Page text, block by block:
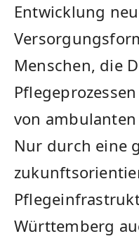
Entwicklung
Menschen, die
‍von
Nur durch eine
Württemberg